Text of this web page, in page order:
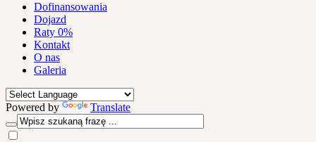
Dofinansowania
Dojazd
Raty 0%
Kontakt
O nas
Galeria
Powered by Translate